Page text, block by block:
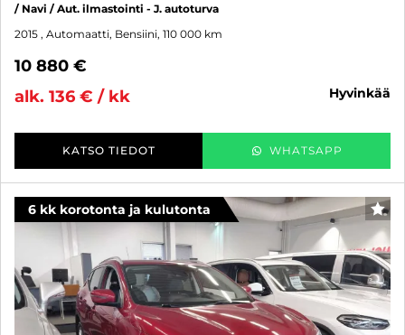
/ Navi / Aut. ilmastointi - J. autoturva
2015 , Automaatti, Bensiini, 110 000 km
10 880 €
alk. 136 € / kk
hyvinkää
KATSO TIEDOT WHATSAPP
6 kk korotonta ja kulutonta